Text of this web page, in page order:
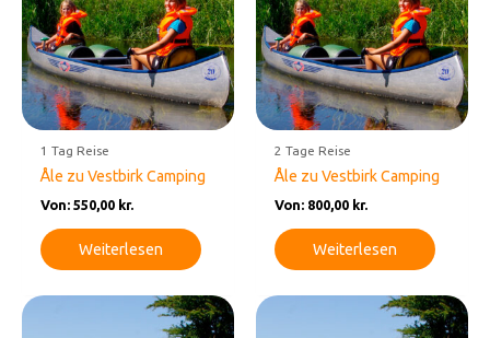
1 Tag Reise
Åle zu Vestbirk Camping
Von: 550,00 kr.
Weiterlesen
2 Tage Reise
Åle zu Vestbirk Camping
Von: 800,00 kr.
Weiterlesen